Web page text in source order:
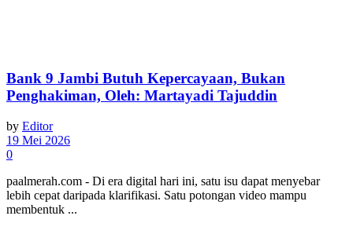
Bank 9 Jambi Butuh Kepercayaan, Bukan
Penghakiman, Oleh: Martayadi Tajuddin
by Editor
19 Mei 2026
0
paalmerah.com - Di era digital hari ini, satu isu dapat menyebar
lebih cepat daripada klarifikasi. Satu potongan video mampu
membentuk ...